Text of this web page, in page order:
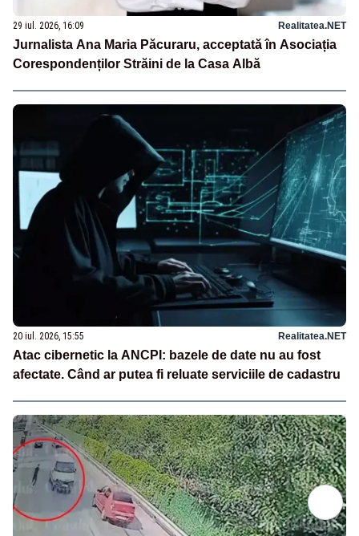
29 iul. 2026, 16:09 Realitatea.NET
Jurnalista Ana Maria Păcuraru, acceptată în Asociația
Corespondenților Străini de la Casa Albă
20 iul. 2026, 15:55 Realitatea.NET
Atac cibernetic la ANCPI: bazele de date nu au fost
afectate. Când ar putea fi reluate serviciile de cadastru